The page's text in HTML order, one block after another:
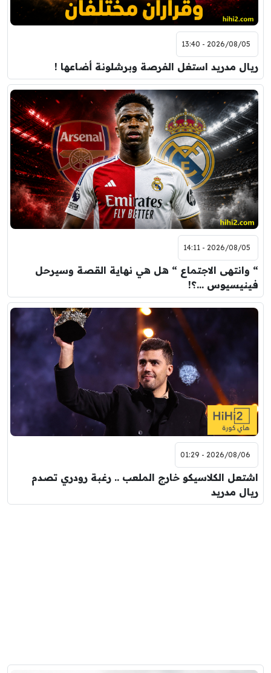
2026/08/05 - 13:40
ريال مدريد استغل الفرصة وبرشلونة أضاعها !
2026/08/05 - 14:11
“ وانتهى الاجتماع “ هل هي نهاية القصة وسيرحل
فينيسيوس …؟!
2026/08/06 - 01:29
اشتعل الكلاسيكو خارج الملعب .. رغبة رودري تصدم
ريال مدريد